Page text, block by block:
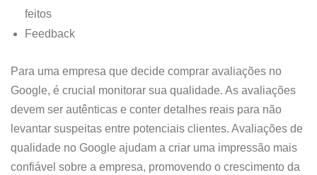
feitos
Feedback
Para uma empresa que decide comprar avaliações no
Google, é crucial monitorar sua qualidade. As avaliações
devem ser autênticas e conter detalhes reais para não
levantar suspeitas entre potenciais clientes. Avaliações de
qualidade no Google ajudam a criar uma impressão mais
confiável sobre a empresa, promovendo o crescimento da